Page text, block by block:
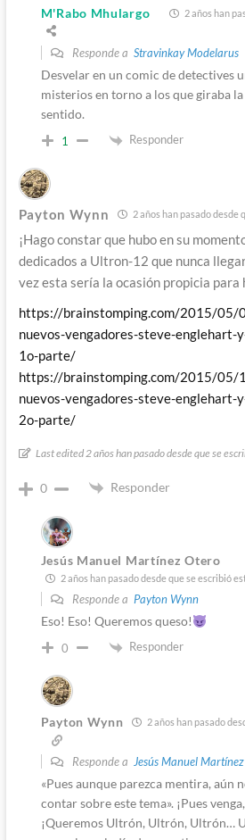
M'Rabo Mhulargo 2 años han
Responde a Stravinkay Modelarus
Desvelar en un comic de detectives
misterios en torno a los que giraba
sentido.
1 Responder
Payton Wynn 2 años han pasado desde
¡Hago constar que hubo en su
dedicados a Ultron-12 que nunca
vez esta sería la ocasión propicia para
https://brainstomping.com/2015/05/
nuevos-vengadores-steve-englehart-
1o-parte/
https://brainstomping.com/2015/05/
nuevos-vengadores-steve-englehart-
2o-parte/
Last edited 2 años han pasado desde que se
0 Responder
Jesús Manuel Martínez Otero
2 años han pasado desde que se escribió
Responde a Payton Wynn
Eso! Eso! Queremos queso!
0 Responder
Payton Wynn 2 años han pasado
Responde a Jesús Manuel
«Pues aunque parezca mentira, aún
contar sobre este tema». ¡Pues
¡Queremos Ultrón, Ultrón, Ultrón…